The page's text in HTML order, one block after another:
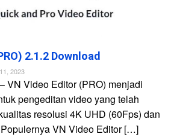
2.1.2 Download
2023
VN Video Editor (PRO) menjadi
pengeditan video yang telah
resolusi 4K UHD (60Fps) dan
VN Video Editor […]